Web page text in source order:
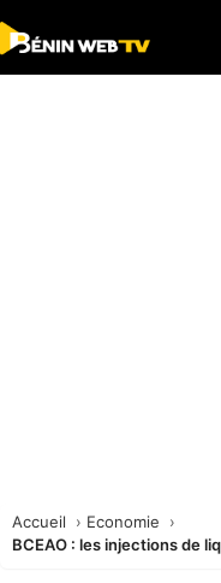
Accueil
Economie
BCEAO : les injections de